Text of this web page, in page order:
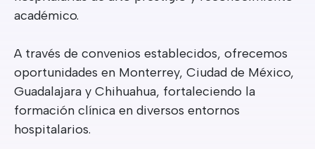
académico.
A través de convenios establecidos, ofrecemos
oportunidades en Monterrey, Ciudad de México,
Guadalajara y Chihuahua, fortaleciendo la
formación clínica en diversos entornos
hospitalarios.